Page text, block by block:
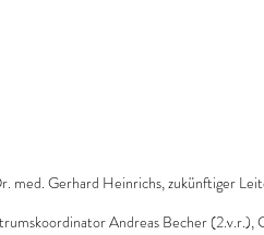
med. Gerhard Heinrichs, zukünftiger
Andreas Becher